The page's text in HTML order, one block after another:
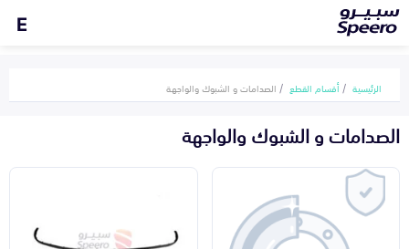
E
الرئيسية أقسام القطع الصدامات و الشبوك والواجهة
الصدامات و الشبوك والواجهة